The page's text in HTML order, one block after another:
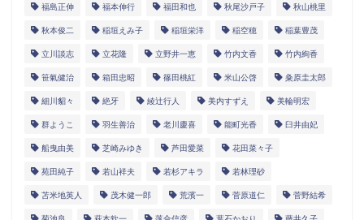
福島正伸 福本伸行 福田和也 秋尾沙戸子 秋山桃里
秋本俊二 稲垣えみ子 稲垣栄洋 稲空穂 稲葉豊茂
立川談志 立花隆 立野井一恵 竹内文香 竹内絢香
笹氣健治 箱田忠昭 篠田桃紅 米山公啓 粂原圭太郎
細川貂々 絶牙 綾辻行人 美内すずえ 美輪明宏
群ようこ 羽生善治 老川慶喜 能町光香 臼井由妃
船曳由美 芝崎みゆき 芦田愛菜 花田菜々子
苑田純子 若山祥夫 若杉アキラ 若林理砂
苫米地英人 茂木健一郎 荒濱一 菅原道仁 菅野結希